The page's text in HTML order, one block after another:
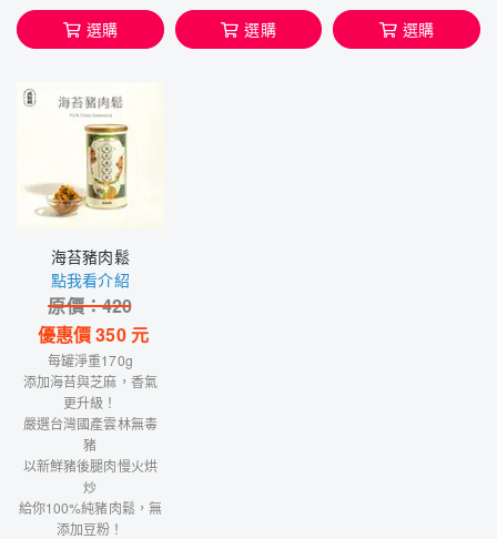
選購 選購 選購
海苔豬肉鬆
點我看介紹
原價：420
優惠價350元
每罐淨重170g
添加海苔與芝麻，香氣
更升級！
嚴選台灣國產雲林無毒
豬
以新鮮豬後腿肉慢火烘
炒
給你100%純豬肉鬆，無
添加豆粉！